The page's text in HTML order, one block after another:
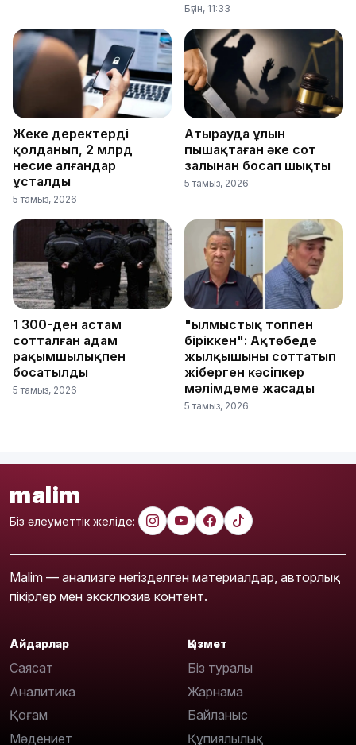
Бүгін, 11:33
Жеке деректерді
қолданып, 2 млрд
несие алғандар
ұсталды
5 тамыз, 2026
Атырауда ұлын
пышақтаған әке сот
залынан босап шықты
5 тамыз, 2026
1 300-ден астам
сотталған адам
рақымшылықпен
босатылды
5 тамыз, 2026
"Қылмыстық топпен
біріккен": Ақтөбеде
жылқышыны соттатып
жіберген кәсіпкер
мәлімдеме жасады
5 тамыз, 2026
malim
Біз әлеуметтік желіде:
Malim — анализге негізделген материалдар, авторлық
пікірлер мен эксклюзив контент.
Айдарлар
Саясат
Аналитика
Қоғам
Мәдениет
Қызмет
Біз туралы
Жарнама
Байланыс
Құпиялылық